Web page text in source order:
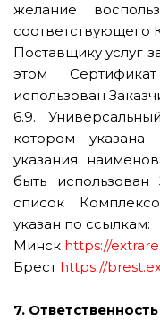
желание
соответствующего
Поставщику услуг
этом
использован
6.9.
котором указана
указания
быть
список
указан по ссылкам:
Минск https://
Брест https://
7.